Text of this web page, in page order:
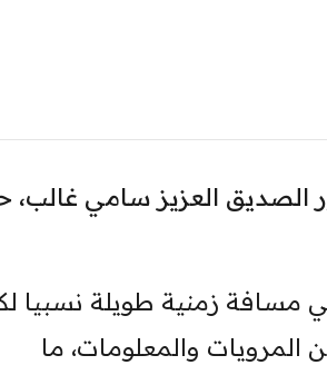
العزيز سامي غالب،
مسافة زمنية طويلة نسبيا
والمعلومات، ما